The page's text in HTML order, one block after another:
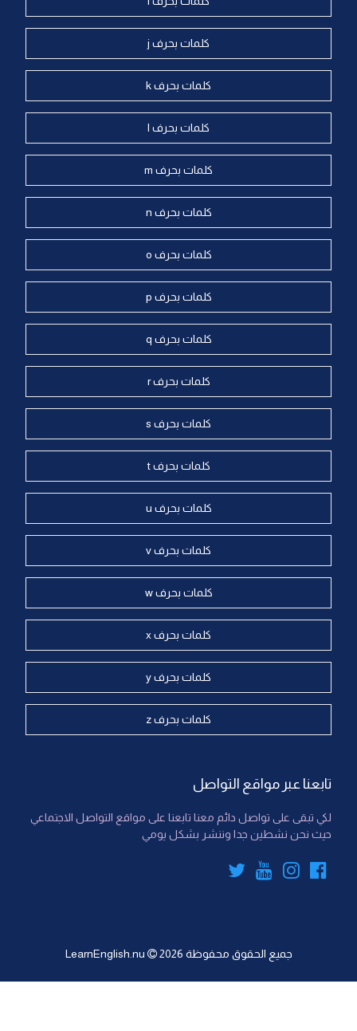
كلمات بحرف j
كلمات بحرف k
كلمات بحرف l
كلمات بحرف m
كلمات بحرف n
كلمات بحرف o
كلمات بحرف p
كلمات بحرف q
كلمات بحرف r
كلمات بحرف s
كلمات بحرف t
كلمات بحرف u
كلمات بحرف v
كلمات بحرف w
كلمات بحرف x
كلمات بحرف y
كلمات بحرف z
تابعنا عبر مواقع التواصل
لكي تبقى على تواصل دائم معنا تابعنا على مواقع التواصل الاجتماعي
حيث نحن نشطين جدا وننشر بشكل يومي
جميع الحقوق محفوظة LearnEnglish.nu 2026